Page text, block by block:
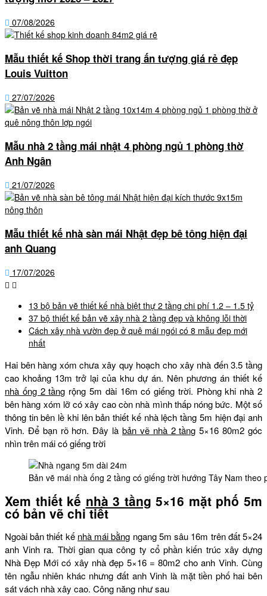
07/08/2026
Mẫu thiết kế Shop thời trang ấn tượng giá rẻ đẹp
Louis Vuitton
27/07/2026
Mẫu nhà 2 tầng mái nhật 4 phòng ngủ 1 phòng thờ
Anh Ngân
21/07/2026
Mẫu thiết kế nhà sàn mái Nhật đẹp bê tông hiện đại
anh Quang
17/07/2026
13 bộ bản vẽ thiết kế nhà biệt thự 2 tầng chi phí 1.2 – 1.5 tỷ
37 bộ thiết kế bản vẽ xây nhà 2 tầng đẹp và không lỗi thời
Cách xây nhà vườn đẹp ở quê mái ngói có 8 mẫu đẹp mới
nhất
Hai bên hàng xóm chưa xây quy hoạch cho xây nhà đến 3.5 tầng
cao khoảng 13m trở lại của khu dự án. Nên phương án thiết kế
nhà ống 2 tầng rộng 5m dài 16m có giếng trời. Phòng khi nhà 2
bên hàng xóm lỡ có xây cao còn nhà mình thấp nóng bức. Một số
thông tin bên lề khi lên bản thiết kế nhà lệch tầng 5m hiện đại anh
Vinh. Để bạn rõ hơn. Đây là bản vẽ nhà 2 tầng 5×16 80m2 góc
nhìn trên mái có giếng trời
Bản vẽ mái nhà ống 2 tầng có giếng trời hướng Tây Nam theo
Xem thiết kế nhà 3 tầng 5×16 mặt phố 5m
có bản vẽ chi tiết
Ngoài bản thiết kế nhà mái bằng ngang 5m sâu 16m trên đất 5×24
anh Vinh ra. Thời gian qua công ty cổ phần kiến trúc xây dựng
Nhà Đẹp Mới có xây nhà đẹp 5×16 = 80m2 cho anh Vinh. Cùng
tên ngẫu nhiên khác nhưng đất anh Vinh là mặt tiền phố hai bên
sát vách nhà xây cao. Công năng như sau